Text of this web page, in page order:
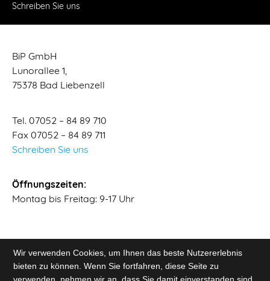
Schreiben Sie uns
BiP GmbH
Lunorallee 1,
75378 Bad Liebenzell
Tel. 07052 – 84 89 710
Fax 07052 – 84 89 711
Schreiben Sie uns
Öffnungszeiten:
Montag bis Freitag: 9-17 Uhr
Wir verwenden Cookies, um Ihnen das beste Nutzererlebnis
bieten zu können. Wenn Sie fortfahren, diese Seite zu